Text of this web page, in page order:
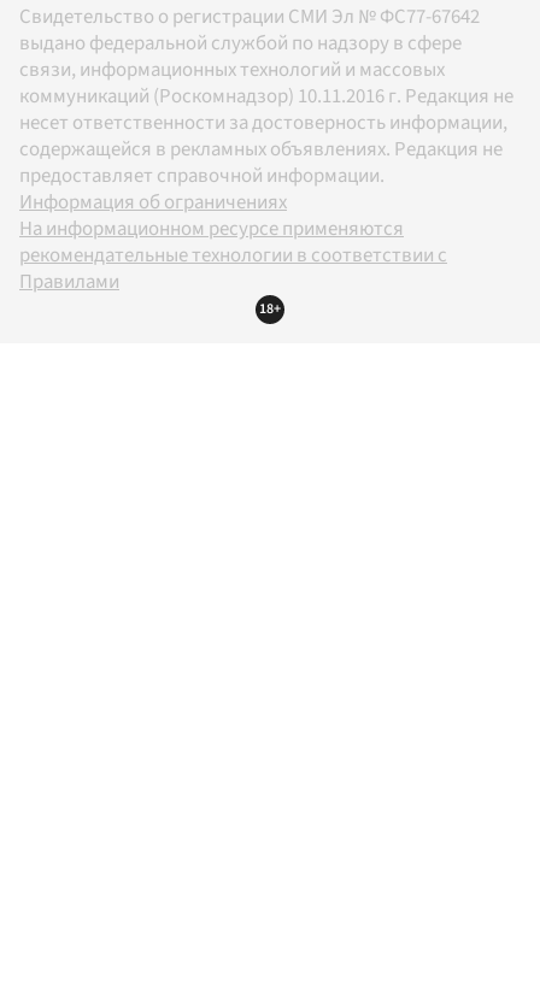
Свидетельство о регистрации СМИ Эл № ФС77-67642
выдано федеральной службой по надзору в сфере
связи, информационных технологий и массовых
коммуникаций (Роскомнадзор) 10.11.2016 г. Редакция не
несет ответственности за достоверность информации,
содержащейся в рекламных объявлениях. Редакция не
предоставляет справочной информации.
Информация об ограничениях
На информационном ресурсе применяются
рекомендательные технологии в соответствии с
Правилами
18+